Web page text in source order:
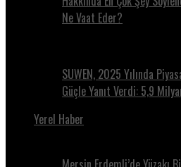
Ne Vaat Eder?
SUWEN, 2025 Yılında
Güçle Yanıt Verdi: 5,9
Yerel Haber